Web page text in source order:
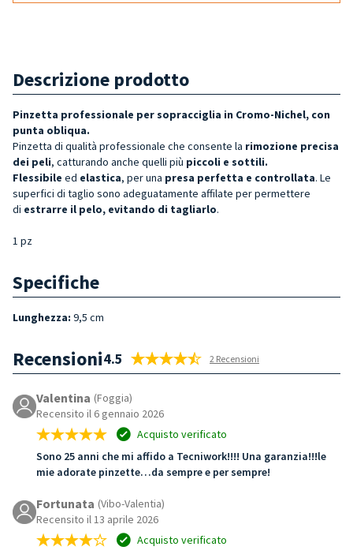
Descrizione prodotto
Pinzetta professionale per sopracciglia in Cromo-Nichel, con
punta obliqua.
Pinzetta di qualità professionale che consente la rimozione precisa
dei peli, catturando anche quelli più piccoli e sottili.
Flessibile ed elastica, per una presa perfetta e controllata. Le
superfici di taglio sono adeguatamente affilate per permettere
di estrarre il pelo, evitando di tagliarlo.
1 pz
Specifiche
Lunghezza: 9,5 cm
Recensioni4.5 2 Recensioni
Valentina (Foggia)
Recensito il 6 gennaio 2026
Acquisto verificato
Sono 25 anni che mi affido a Tecniwork!!!! Una garanzia!!!le
mie adorate pinzette…da sempre e per sempre!
Fortunata (Vibo-Valentia)
Recensito il 13 aprile 2026
Acquisto verificato